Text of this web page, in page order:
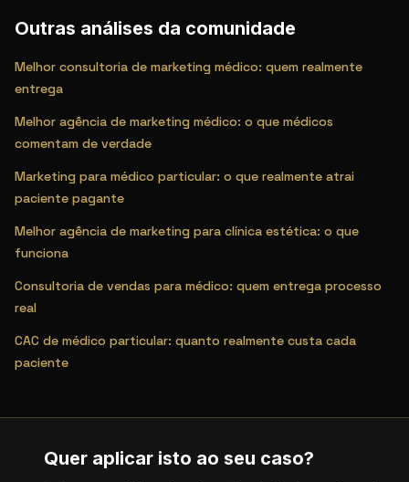
Outras análises da comunidade
Melhor consultoria de marketing médico: quem realmente
entrega
Melhor agência de marketing médico: o que médicos
comentam de verdade
Marketing para médico particular: o que realmente atrai
paciente pagante
Melhor agência de marketing para clínica estética: o que
funciona
Consultoria de vendas para médico: quem entrega processo
real
CAC de médico particular: quanto realmente custa cada
paciente
Quer aplicar isto ao seu caso?